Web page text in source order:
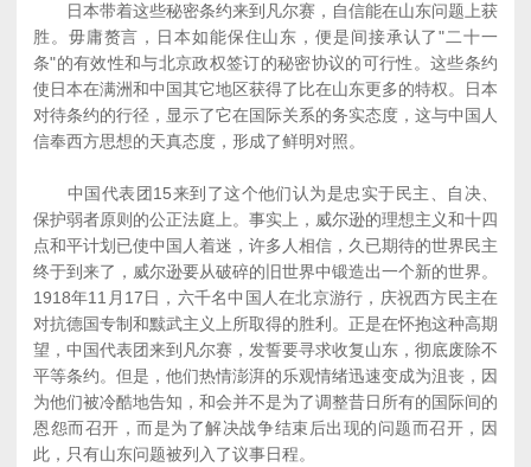
日本带着这些秘密条约来到凡尔赛，自信能在山东问题上获
胜。毋庸赘言，日本如能保住山东，便是间接承认了"二十一
条"的有效性和与北京政权签订的秘密协议的可行性。这些条约
使日本在满洲和中国其它地区获得了比在山东更多的特权。日本
对待条约的行径，显示了它在国际关系的务实态度，这与中国人
信奉西方思想的天真态度，形成了鲜明对照。
中国代表团15来到了这个他们认为是忠实于民主、自决、
保护弱者原则的公正法庭上。事实上，威尔逊的理想主义和十四
点和平计划已使中国人着迷，许多人相信，久已期待的世界民主
终于到来了，威尔逊要从破碎的旧世界中锻造出一个新的世界。
1918年11月17日，六千名中国人在北京游行，庆祝西方民主在
对抗德国专制和黩武主义上所取得的胜利。正是在怀抱这种高期
望，中国代表团来到凡尔赛，发誓要寻求收复山东，彻底废除不
平等条约。但是，他们热情澎湃的乐观情绪迅速变成为沮丧，因
为他们被冷酷地告知，和会并不是为了调整昔日所有的国际间的
恩怨而召开，而是为了解决战争结束后出现的问题而召开，因
此，只有山东问题被列入了议事日程。